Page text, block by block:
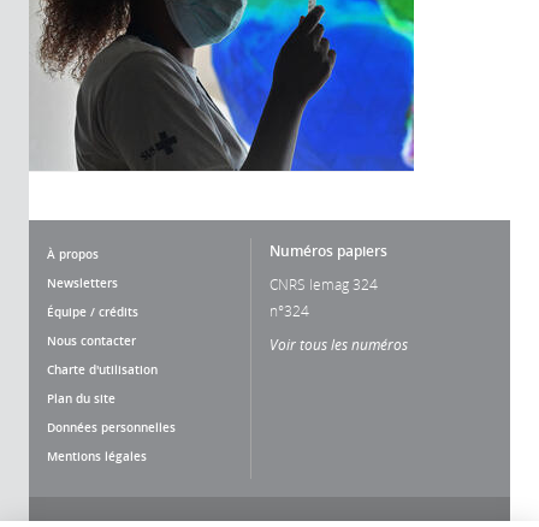
À propos
Newsletters
Équipe / crédits
Nous contacter
Charte d'utilisation
Plan du site
Données personnelles
Mentions légales
Numéros papiers
CNRS lemag 324
n°324
Voir tous les numéros